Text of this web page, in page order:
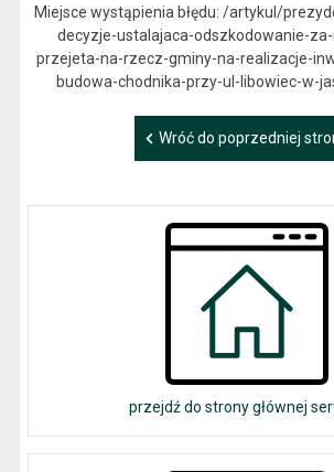
Miejsce wystąpienia błędu: /artykul/
decyzje-ustalajaca-odszkodowanie-
przejeta-na-rzecz-gminy-na-realizacje-
budowa-chodnika-przy-ul-libowiec-w-
Wróć do poprzedniej
przejdź do strony głównej